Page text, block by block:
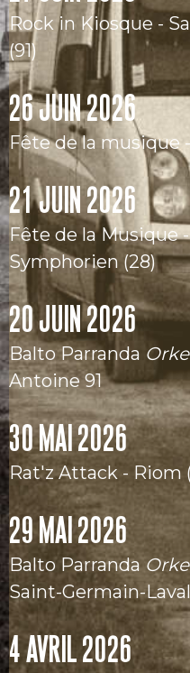
Rock in Kiosque -
(91)
26 JUIN 2026
Fête de la musique
21 JUIN 2026
Fête de la Musique
Symphorien (28)
20 JUIN 2026
Balto Parranda
Antoine 91
30 MAI 2026
Rat'z Attack - Riom
29 MAI 2026
Balto Parranda
Saint-Germain-
4 AVRIL 2026